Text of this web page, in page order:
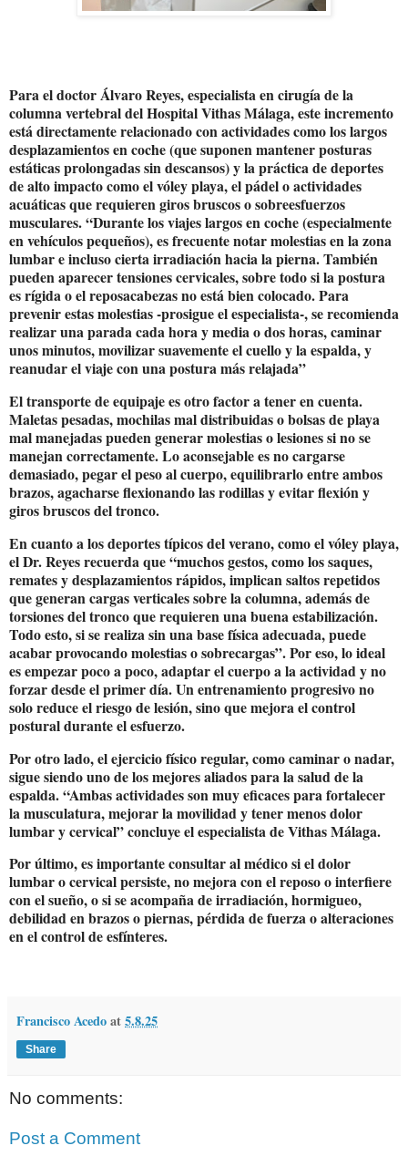
Para el doctor Álvaro Reyes, especialista en cirugía de la
columna vertebral del Hospital Vithas Málaga, este incremento
está directamente relacionado con actividades como los largos
desplazamientos en coche (que suponen mantener posturas
estáticas prolongadas sin descansos) y la práctica de deportes
de alto impacto como el vóley playa, el pádel o actividades
acuáticas que requieren giros bruscos o sobreesfuerzos
musculares. “Durante los viajes largos en coche (especialmente
en vehículos pequeños), es frecuente notar molestias en la zona
lumbar e incluso cierta irradiación hacia la pierna. También
pueden aparecer tensiones cervicales, sobre todo si la postura
es rígida o el reposacabezas no está bien colocado. Para
prevenir estas molestias -prosigue el especialista-, se recomienda
realizar una parada cada hora y media o dos horas, caminar
unos minutos, movilizar suavemente el cuello y la espalda, y
reanudar el viaje con una postura más relajada”
El transporte de equipaje es otro factor a tener en cuenta.
Maletas pesadas, mochilas mal distribuidas o bolsas de playa
mal manejadas pueden generar molestias o lesiones si no se
manejan correctamente. Lo aconsejable es no cargarse
demasiado, pegar el peso al cuerpo, equilibrarlo entre ambos
brazos, agacharse flexionando las rodillas y evitar flexión y
giros bruscos del tronco.
En cuanto a los deportes típicos del verano, como el vóley playa,
el Dr. Reyes recuerda que “muchos gestos, como los saques,
remates y desplazamientos rápidos, implican saltos repetidos
que generan cargas verticales sobre la columna, además de
torsiones del tronco que requieren una buena estabilización.
Todo esto, si se realiza sin una base física adecuada, puede
acabar provocando molestias o sobrecargas”. Por eso, lo ideal
es empezar poco a poco, adaptar el cuerpo a la actividad y no
forzar desde el primer día. Un entrenamiento progresivo no
solo reduce el riesgo de lesión, sino que mejora el control
postural durante el esfuerzo.
Por otro lado, el ejercicio físico regular, como caminar o nadar,
sigue siendo uno de los mejores aliados para la salud de la
espalda. “Ambas actividades son muy eficaces para fortalecer
la musculatura, mejorar la movilidad y tener menos dolor
lumbar y cervical” concluye el especialista de Vithas Málaga.
Por último, es importante consultar al médico si el dolor
lumbar o cervical persiste, no mejora con el reposo o interfiere
con el sueño, o si se acompaña de irradiación, hormigueo,
debilidad en brazos o piernas, pérdida de fuerza o alteraciones
en el control de esfínteres.
Francisco Acedoat5.8.25
Share
No comments:
Post a Comment